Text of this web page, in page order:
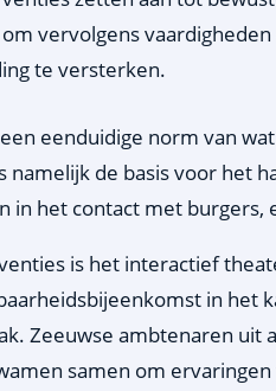
vervolgens vaardigheden
te versterken.
eenduidige norm van
namelijk de basis voor het
in het contact met burgers,
is het interactief
in het
Zeeuwse ambtenaren uit
samen om